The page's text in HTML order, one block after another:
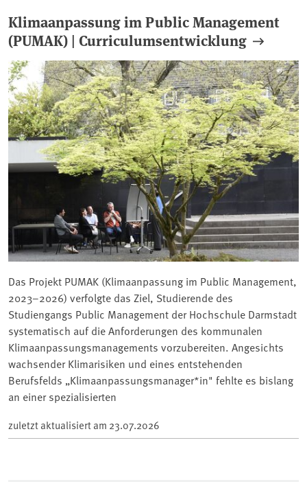
Klimaanpassung im Public Management
(PUMAK) | Curriculumsentwicklung
Das Projekt PUMAK (Klimaanpassung im Public Management,
2023–2026) verfolgte das Ziel, Studierende des
Studiengangs Public Management der Hochschule Darmstadt
systematisch auf die Anforderungen des kommunalen
Klimaanpassungsmanagements vorzubereiten. Angesichts
wachsender Klimarisiken und eines entstehenden
Berufsfelds „Klimaanpassungsmanager*in" fehlte es bislang
an einer spezialisierten
zuletzt aktualisiert am 23.07.2026